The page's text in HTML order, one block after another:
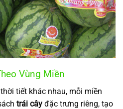
Vùng Miền
tiết khác nhau, mỗi miền
trái cây đặc trưng riêng, tạo